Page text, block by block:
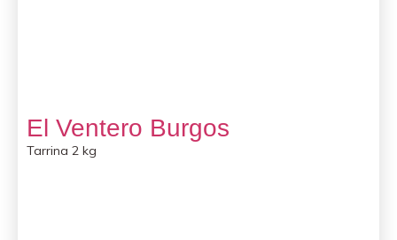
El Ventero Burgos
Tarrina 2 kg